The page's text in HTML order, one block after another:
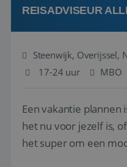
REISADVISEUR
Steenwijk, Overijssel,
17-24 uur
MBO
Een vakantie plannen
het nu voor jezelf is,
het super om een